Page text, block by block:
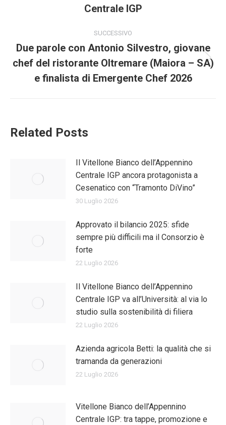
precedente:
Centrale IGP
SUCCESSIVO
Prossimo
post:
Due parole con Antonio Silvestro, giovane
chef del ristorante Oltremare (Maiora – SA)
e finalista di Emergente Chef 2026
Related Posts
Il Vitellone Bianco dell’Appennino
Centrale IGP ancora protagonista a
Cesenatico con “Tramonto DiVino”
30 Luglio 2026
Approvato il bilancio 2025: sfide
sempre più difficili ma il Consorzio è
forte
22 Luglio 2026
Il Vitellone Bianco dell’Appennino
Centrale IGP va all’Università: al via lo
studio sulla sostenibilità di filiera
22 Luglio 2026
Azienda agricola Betti: la qualità che si
tramanda da generazioni
22 Luglio 2026
Vitellone Bianco dell’Appennino
Centrale IGP: tra tappe, promozione e